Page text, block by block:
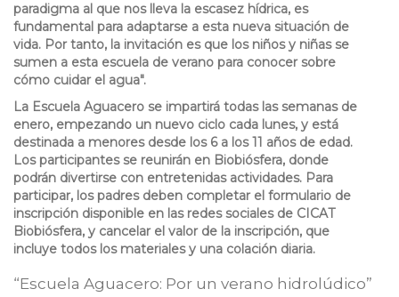
paradigma al que nos lleva la escasez hídrica, es
fundamental para adaptarse a esta nueva situación de
vida. Por tanto, la invitación es que los niños y niñas se
sumen a esta escuela de verano para conocer sobre
cómo cuidar el agua".
La Escuela Aguacero se impartirá todas las semanas de
enero, empezando un nuevo ciclo cada lunes, y está
destinada a menores desde los 6 a los 11 años de edad.
Los participantes se reunirán en Biobiósfera, donde
podrán divertirse con entretenidas actividades. Para
participar, los padres deben completar el formulario de
inscripción disponible en las redes sociales de CICAT
Biobiósfera, y cancelar el valor de la inscripción, que
incluye todos los materiales y una colación diaria.
“Escuela Aguacero: Por un verano hidrolúdico”